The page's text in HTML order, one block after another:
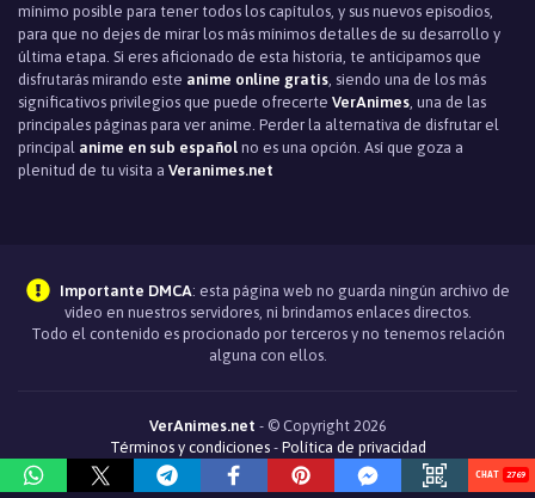
mínimo posible para tener todos los capítulos, y sus nuevos episodios,
para que no dejes de mirar los más mínimos detalles de su desarrollo y
última etapa. Si eres aficionado de esta historia, te anticipamos que
disfrutarás mirando este anime online gratis , siendo una de los más
significativos privilegios que puede ofrecerte VerAnimes , una de las
principales páginas para ver anime. Perder la alternativa de disfrutar el
principal anime en sub español no es una opción. Así que goza a
plenitud de tu visita a Veranimes.net
Importante DMCA: esta página web no guarda ningún archivo de
video en nuestros servidores, ni brindamos enlaces directos.
Todo el contenido es procionado por terceros y no tenemos relación
alguna con ellos.
VerAnimes.net - © Copyright 2026
Términos y condiciones- Política de privacidad
2932